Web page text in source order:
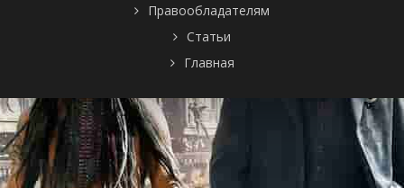
Правообладателям
Статьи
Главная